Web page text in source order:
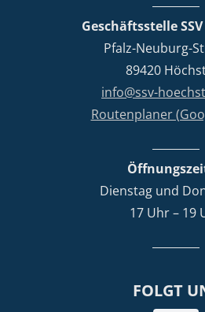
Geschäftsstelle
Pfalz-Neuburg-
89420
info@ssv-
Routenplaner
Dienstag und
17 Uhr – 19
FOLGT